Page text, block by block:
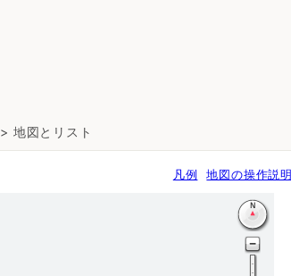
> 地図とリスト
凡例 地図の操作説明